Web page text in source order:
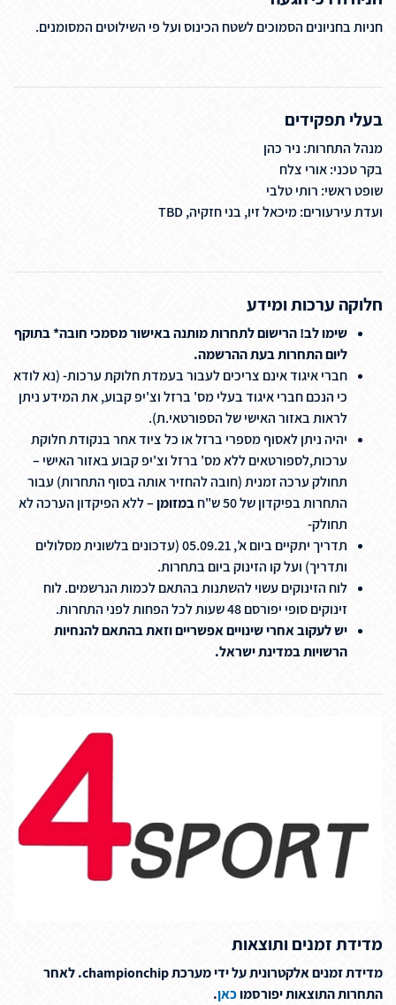
חניות בחניונים הסמוכים לשטח הכינוס ועל פי השילוטים המסומנים.
בעלי תפקידים
מנהל התחרות: ניר כהן
בקר טכני: אורי צלח
שופט ראשי: רותי טלבי
ועדת עירעורים: מיכאל זיו, בני חזקיה, TBD
חלוקה ערכות ומידע
שימו לב! הרישום לתחרות מותנה באישור מסמכי חובה* בתוקף
ליום התחרות בעת ההרשמה.
חברי איגוד אינם צריכים לעבור בעמדת חלוקת ערכות- (נא לודא
כי הנכם חברי איגוד בעלי מס' ברזל וצ'יפ קבוע, את המידע ניתן
לראות באזור האישי של הספורטאי.ת).
יהיה ניתן לאסוף מספרי ברזל או כל ציוד אחר בנקודת חלוקת
ערכות,לספורטאים ללא מס' ברזל וצ'יפ קבוע באזור האישי –
תחולק ערכה זמנית (חובה להחזיר אותה בסוף התחרות) עבור
התחרות בפיקדון של 50 ש"ח
במזומן– ללא הפיקדון הערכה לא
תחולק-
תדריך יתקיים ביום א', 05.09.21 (עדכונים בלשונית מסלולים
ותדריך) ועל קו הזינוק ביום בתחרות.
לוח הזינוקים עשוי להשתנות בהתאם לכמות הנרשמים. לוח
זינוקים סופי יפורסם 48 שעות לכל הפחות לפני התחרות.
יש לעקוב אחרי שינויים אפשריים וזאת בהתאם להנחיות
הרשויות במדינת ישראל.
מדידת זמנים ותוצאות
מדידת זמנים אלקטרונית על ידי מערכת
לאחר
התחרות התוצאות יפורסמוכאן.